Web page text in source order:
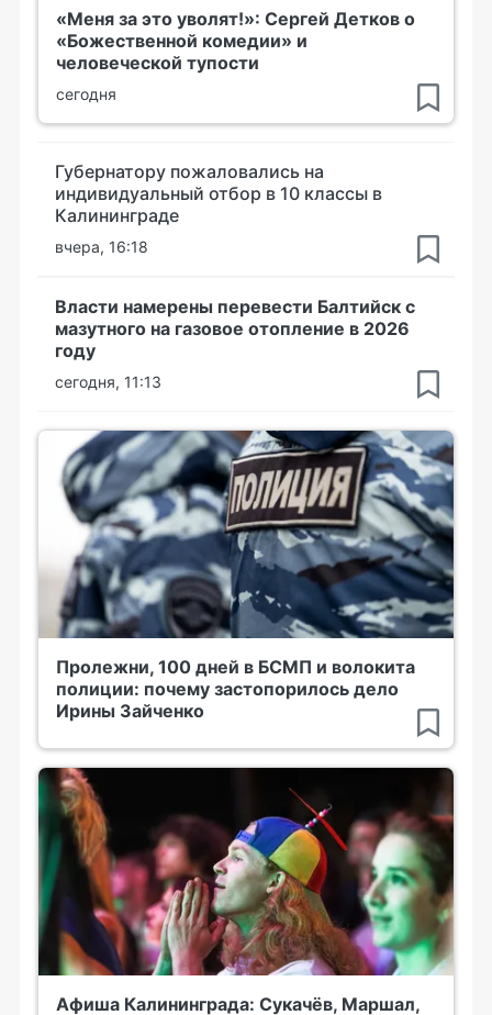
«Меня за это уволят!»: Сергей Детков о
«Божественной комедии» и
человеческой тупости
сегодня
Губернатору пожаловались на
индивидуальный отбор в 10 классы в
Калининграде
вчера, 16:18
Власти намерены перевести Балтийск с
мазутного на газовое отопление в 2026
году
сегодня, 11:13
Пролежни, 100 дней в БСМП и волокита
полиции: почему застопорилось дело
Ирины Зайченко
Афиша Калининграда: Сукачёв, Маршал,